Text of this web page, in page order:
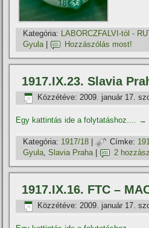
Kategória: LABORCZFALVI-tól -
Gyula| Hozzászólás most!
1917.IX.23. Slavia
Közzétéve: 2009. január 17.
Egy kattintás ide a folytatáshoz.... →
Kategória: 1917/18 | Címke:
Gyula,Slavia Praha| 2
1917.IX.16. FTC –
Közzétéve: 2009. január 17.